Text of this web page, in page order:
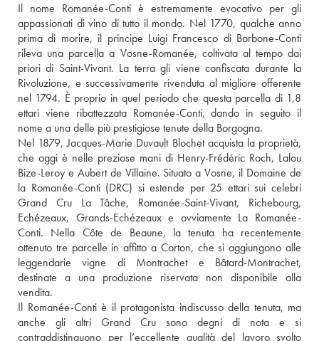
Il nome Romanée-Conti è estremamente evocativo per gli
appassionati di vino di tutto il mondo. Nel 1770, qualche anno
prima di morire, il principe Luigi Francesco di Borbone-Conti
rileva una parcella a Vosne-Romanée, coltivata al tempo dai
priori di Saint-Vivant. La terra gli viene confiscata durante la
Rivoluzione, e successivamente rivenduta al migliore offerente
nel 1794. È proprio in quel periodo che questa parcella di 1,8
ettari viene ribattezzata Romanée-Conti, dando in seguito il
nome a una delle più prestigiose tenute della Borgogna.
Nel 1879, Jacques-Marie Duvault Blochet acquista la proprietà,
che oggi è nelle preziose mani di Henry-Frédéric Roch, Lalou
Bize-Leroy e Aubert de Villaine. Situato a Vosne, il Domaine de
la Romanée-Conti (DRC) si estende per 25 ettari sui celebri
Grand Cru La Tâche, Romanée-Saint-Vivant, Richebourg,
Echézeaux, Grands-Echézeaux e ovviamente La Romanée-
Conti. Nella Côte de Beaune, la tenuta ha recentemente
ottenuto tre parcelle in affitto a Corton, che si aggiungono alle
leggendarie vigne di Montrachet e Bâtard-Montrachet,
destinate a una produzione riservata non disponibile alla
vendita.
Il Romanée-Conti è il protagonista indiscusso della tenuta, ma
anche gli altri Grand Cru sono degni di nota e si
contraddistinguono per l’eccellente qualità del lavoro svolto